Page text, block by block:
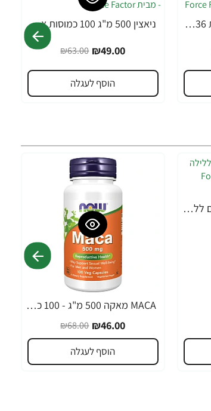
נוזל כלורופילמנטה טבעית 136 מ"ג תחולה 473 מ"ל - מבית Force Factor
-22%
ניאצין 500 מ"ג 100 כמוסות צמחיות - מבית Force Factor
₪49.00
₪63.00
הוסף לעגלה
Leanfire PM שורף שומנים ללילה 60 כמוסות צמחיות - מבית Force Factor
-32%
MACA מאקה 500 מ"ג - 100 כמוסות - מבית NOW FOODS
₪46.00
₪68.00
הוסף לעגלה